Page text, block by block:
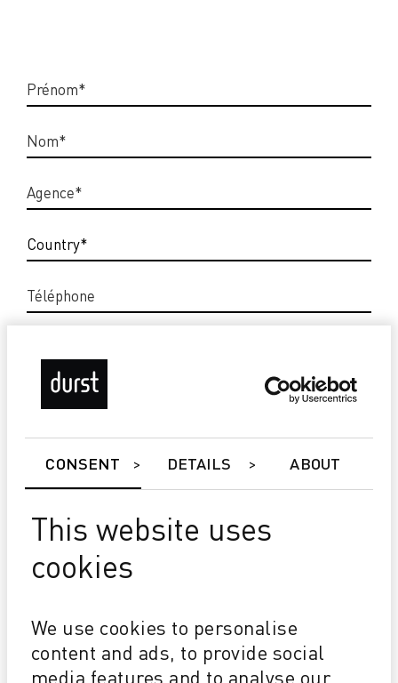
CONSENT DETAILS ABOUT
This website uses
cookies
We use cookies to personalise
content and ads, to provide social
media features and to analyse our
Je souhaite rester à jour et
autorise Durst à m'envoyer les
bulletins d'information, le
loi applicable.